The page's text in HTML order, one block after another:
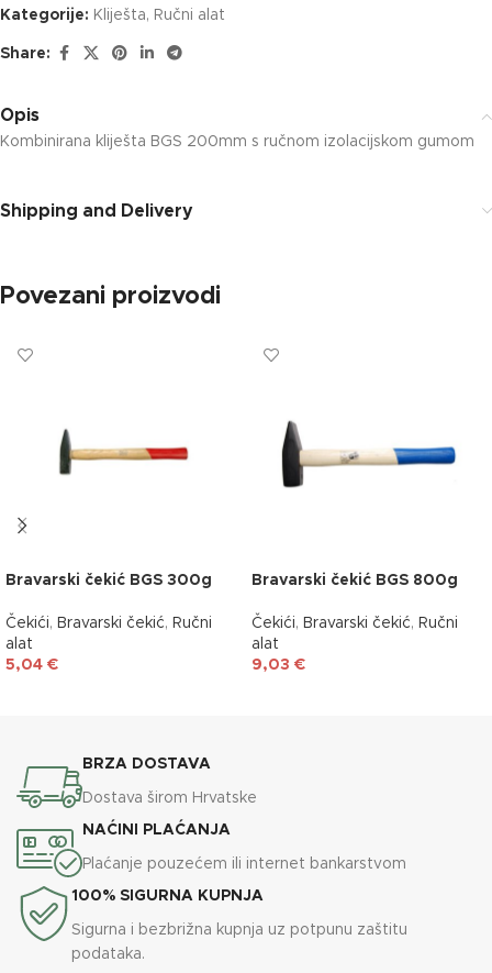
Kategorije: Kliješta, Ručni alat
Share:
Opis
Kombinirana kliješta BGS 200mm s ručnom izolacijskom gumom
Shipping and Delivery
Povezani proizvodi
Bravarski čekić BGS 300g
Čekići, Bravarski čekić, Ručni
alat
5,04 €
Bravarski čekić BGS 800g
Čekići, Bravarski čekić, Ručni
alat
9,03 €
BRZA DOSTAVA
Dostava širom Hrvatske
NAĆINI PLAĆANJA
Plaćanje pouzećem ili internet bankarstvom
100% SIGURNA KUPNJA
Sigurna i bezbrižna kupnja uz potpunu zaštitu
podataka.